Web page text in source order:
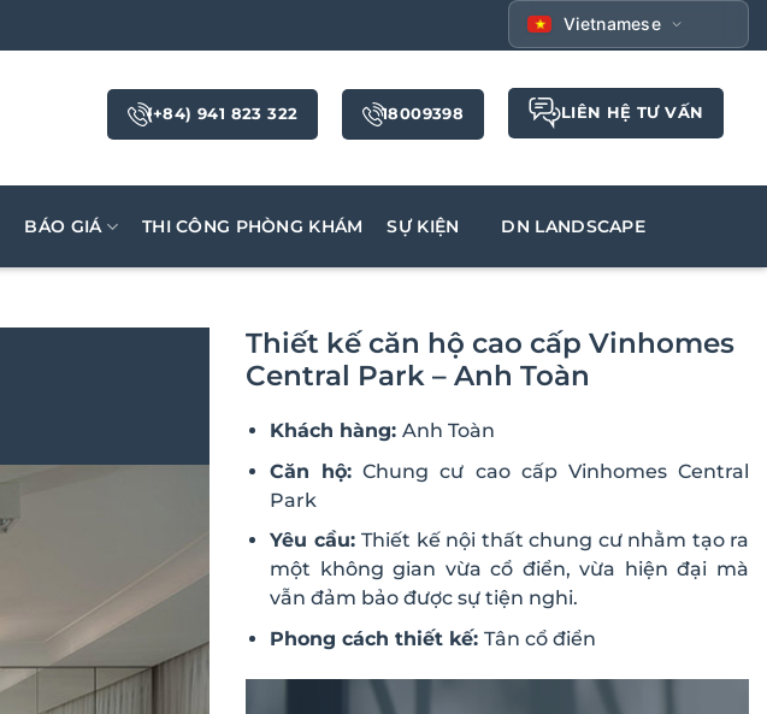
Vietnamese
(+84) 941 823 322 18009398 LIÊN HỆ TƯ VẤN
BÁO GIÁ THI CÔNG PHÒNG KHÁM SỰ KIỆN DN LANDSCAPE
Thiết kế căn hộ cao cấp Vinhomes
Central Park – Anh Toàn
Khách hàng: Anh Toàn
Căn hộ: Chung cư cao cấp Vinhomes Central
Park
Yêu cầu: Thiết kế nội thất chung cư nhằm tạo ra
một không gian vừa cổ điển, vừa hiện đại mà
vẫn đảm bảo được sự tiện nghi.
Phong cách thiết kế: Tân cổ điển